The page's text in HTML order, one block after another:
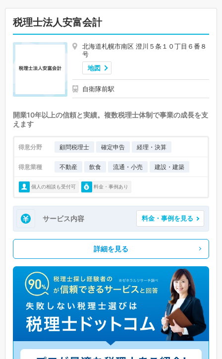
税理士法人安富会計
北海道札幌市南区 澄川５条１０丁目６番８
号
地図
自衛隊前駅
開業10年以上の信頼と実績。複数税理士体制で事業の成長を支
えます
得意分野 顧問税理士 確定申告 経理・決算
得意業種 不動産 飲食 流通・小売 建設・建築
個人の相談も受付可 料金・事例あり
サービス内容 料金・事例を見る
詳細を見る